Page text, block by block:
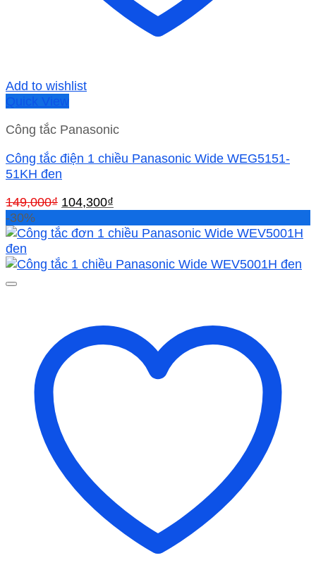
Add to wishlist
Quick View
Công tắc Panasonic
Công tắc điện 1 chiều Panasonic Wide WEG5151-
51KH đen
149,000₫ Giá
là:
104,300₫
tại
104,300₫.
-30%